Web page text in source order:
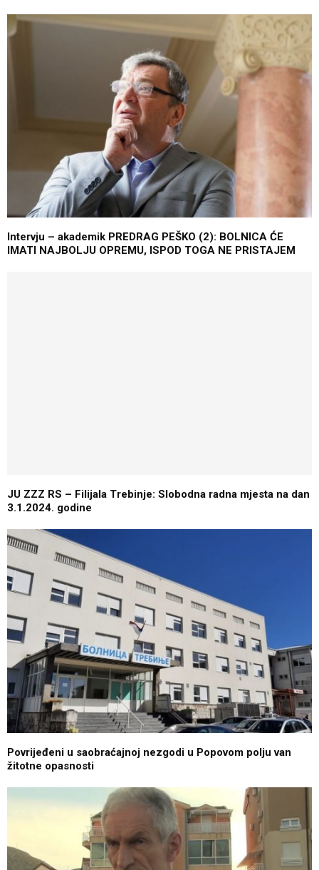
Intervju – akademik PREDRAG PEŠKO (2): BOLNICA ĆE
IMATI NAJBOLJU OPREMU, ISPOD TOGA NE PRISTAJEM
JU ZZZ RS – Filijala Trebinje: Slobodna radna mjesta na dan
3.1.2024. godine
Povrijeđeni u saobraćajnoj nezgodi u Popovom polju van
žitotne opasnosti